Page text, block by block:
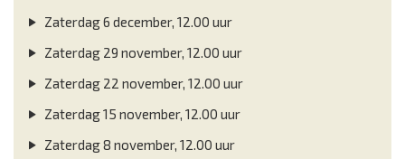
Zaterdag 6 december, 12.00 uur
Zaterdag 29 november, 12.00 uur
Zaterdag 22 november, 12.00 uur
Zaterdag 15 november, 12.00 uur
Zaterdag 8 november, 12.00 uur